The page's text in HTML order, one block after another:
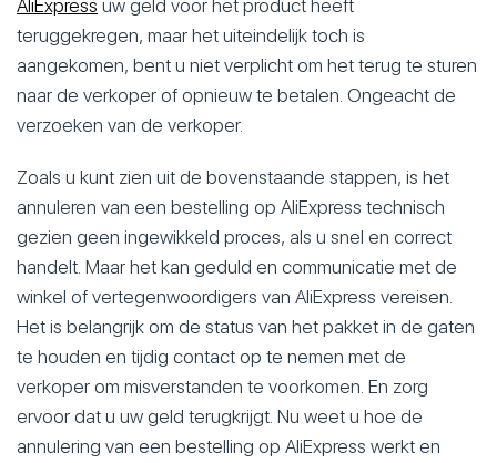
AliExpress uw geld voor het product heeft
teruggekregen, maar het uiteindelijk toch is
aangekomen, bent u niet verplicht om het terug te sturen
naar de verkoper of opnieuw te betalen. Ongeacht de
verzoeken van de verkoper.
Zoals u kunt zien uit de bovenstaande stappen, is het
annuleren van een bestelling op AliExpress technisch
gezien geen ingewikkeld proces, als u snel en correct
handelt. Maar het kan geduld en communicatie met de
winkel of vertegenwoordigers van AliExpress vereisen.
Het is belangrijk om de status van het pakket in de gaten
te houden en tijdig contact op te nemen met de
verkoper om misverstanden te voorkomen. En zorg
ervoor dat u uw geld terugkrijgt. Nu weet u hoe de
annulering van een bestelling op AliExpress werkt en